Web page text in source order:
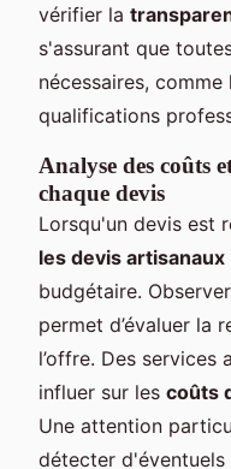
vérifier la
s'assurant que
nécessaires,
qualifications
Analyse des coûts
chaque devis
Lorsqu'un devis est
les devis artisanaux
budgétaire.
permet d’évaluer la
l’offre. Des services
influer sur les coûts
Une attention
détecter